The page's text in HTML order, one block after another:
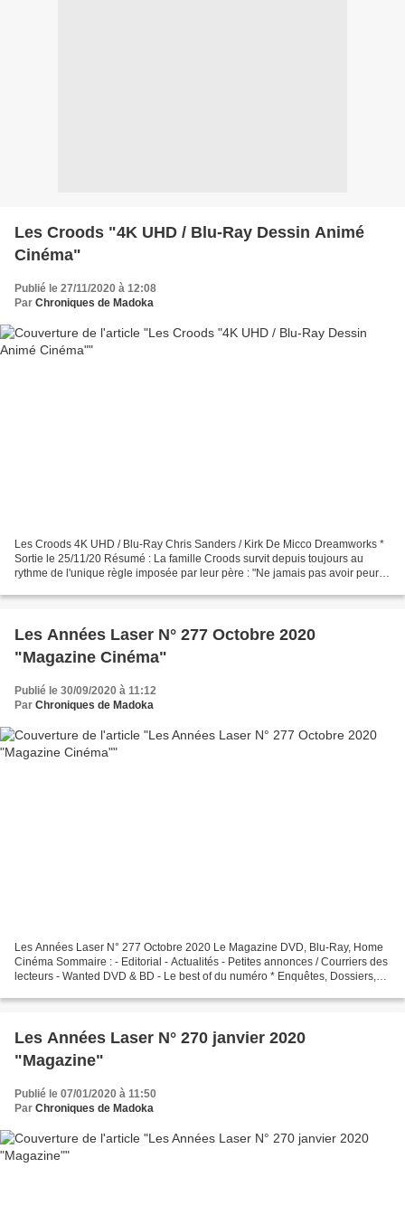
Les Croods "4K UHD / Blu-Ray Dessin Animé
Cinéma"
Publié le 27/11/2020 à 12:08
Par Chroniques de Madoka
Les Croods 4K UHD / Blu-Ray Chris Sanders / Kirk De Micco Dreamworks *
Sortie le 25/11/20 Résumé : La famille Croods survit depuis toujours au
rythme de l'unique règle imposée par leur père : "Ne jamais pas avoir peur !".
Les Années Laser N° 277 Octobre 2020
"Magazine Cinéma"
Publié le 30/09/2020 à 11:12
Par Chroniques de Madoka
Les Années Laser N° 277 Octobre 2020 Le Magazine DVD, Blu-Ray, Home
Cinéma Sommaire : - Editorial - Actualités - Petites annonces / Courriers des
lecteurs - Wanted DVD & BD - Le best of du numéro * Enquêtes, Dossiers,
Les Années Laser N° 270 janvier 2020
"Magazine"
Publié le 07/01/2020 à 11:50
Par Chroniques de Madoka